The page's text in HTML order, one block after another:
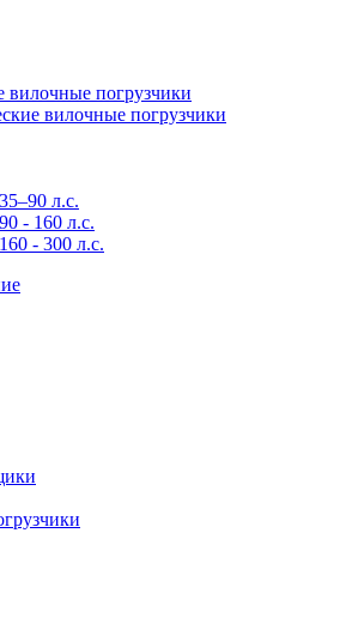
вилочные погрузчики
вилочные погрузчики
л.с.
- 160 л.с.
- 300 л.с.